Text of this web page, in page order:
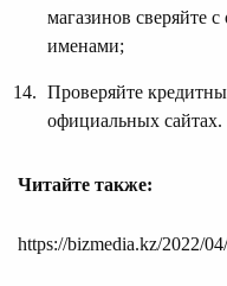
магазинов сверяйте
именами;
Проверяйте
официальных сайтах.
Читайте также:
https://bizmedia.kz/2022/